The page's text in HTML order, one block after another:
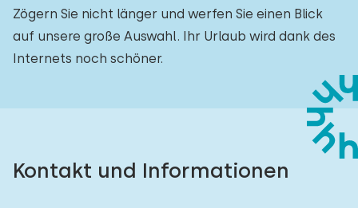
Zögern Sie nicht länger und werfen Sie einen Blick
auf unsere große Auswahl. Ihr Urlaub wird dank des
Internets noch schöner.
Kontakt und Informationen